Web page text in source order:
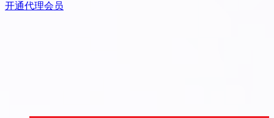
开通代理会员